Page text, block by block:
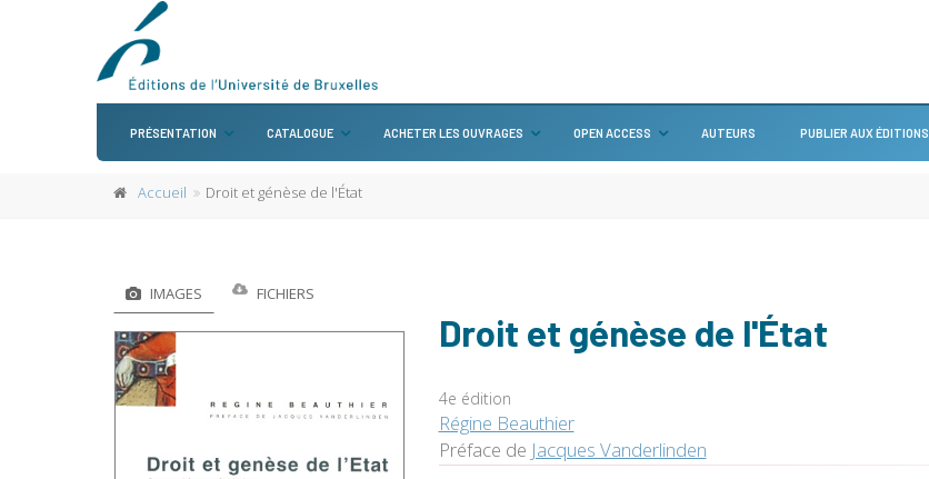
PRÉSENTATION CATALOGUE ACHETER LES OUVRAGES OPEN ACCESS AUTEURS PUBLIER AUX ÉDITIONS
Accueil Droit et génèse de l'État
IMAGES FICHIERS
Droit et génèse de l'État
4e édition
Régine Beauthier
Préface de Jacques Vanderlinden